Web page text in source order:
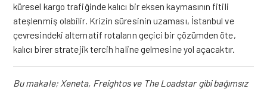
küresel kargo trafiğinde kalıcı bir eksen kaymasının fitili
ateşlenmiş olabilir. Krizin süresinin uzaması, İstanbul ve
çevresindeki alternatif rotaların geçici bir çözümden öte,
kalıcı birer stratejik tercih haline gelmesine yol açacaktır.
Bu makale; Xeneta, Freightos ve The Loadstar gibi bağımsız